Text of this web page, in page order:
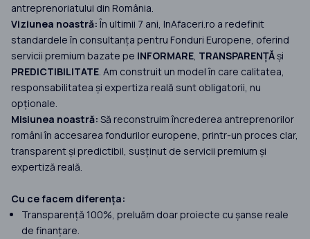
antreprenoriatului din România.
Viziunea noastră:În ultimii 7 ani, InAfaceri.ro a redefinit
standardele în consultanța pentru Fonduri Europene, oferind
servicii premium bazate pe INFORMARE, TRANSPARENȚĂși
PREDICTIBILITATE. Am construit un model în care calitatea,
responsabilitatea și expertiza reală sunt obligatorii, nu
opționale.
Misiunea noastră: Să reconstruim încrederea antreprenorilor
români în accesarea fondurilor europene, printr-un proces clar,
transparent și predictibil, susținut de servicii premium și
expertiză reală.
Cu ce facem diferența:
Transparență 100%, preluăm doar proiecte cu șanse reale
de finanțare.